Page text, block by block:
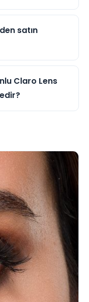
satın
Claro Lens